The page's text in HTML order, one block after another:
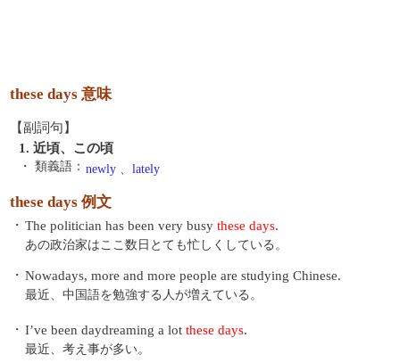
these days 意味
【副詞句】
1. 近頃、この頃
・ 類義語： newly 、 lately
these days 例文
・ The politician has been very busy these days.
あの政治家はここ数日とても忙しくしている。
・ Nowadays, more and more people are studying Chinese.
最近、中国語を勉強する人が増えている。
・ I’ve been daydreaming a lot these days.
最近、考え事が多い。